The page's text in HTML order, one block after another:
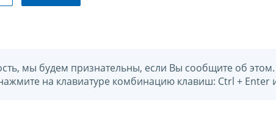
мы будем признательны, если Вы сообщите об этом.
на клавиатуре комбинацию клавиш: Ctrl + Enter